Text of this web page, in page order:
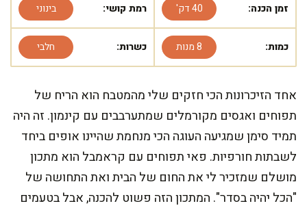
זמן הכנה: 40 דק' רמת קושי: בינוני
כמות: 8 מנות כשרות: חלבי
אחד הזיכרונות הכי חזקים שלי מהמטבח הוא הריח של
תפוחים ואגסים מקורמלים שמתערבבים עם קינמון. זה היה
תמיד סימן שמגיעה העוגה הכי מנחמת שהיינו אופים ביחד
לשבתות חורפיות. פאי תפוחים עם קראמבל הוא מתכון
מושלם שמזכיר לי את החום של הבית ואת התחושה של
"הכל יהיה בסדר". המתכון הזה פשוט להכנה, אבל בטעמים